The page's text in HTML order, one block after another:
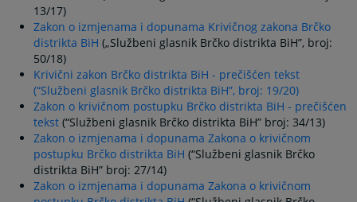
13/17)
Zakon o izmjenama i dopunama Krivičnog zakona Brčko
distrikta BiH („Službeni glasnik Brčko distrikta BiH”, broj:
50/18)
Krivični zakon Brčko distrikta BiH - prečišćen tekst
(“Službeni glasnik Brčko distrikta BiH”, broj: 19/20)
Zakon o krivičnom postupku Brčko distrikta BiH - prečišćen
tekst(“Službeni glasnik Brčko distrikta BiH” broj: 34/13)
Zakon o izmjenama i dopunama Zakona o krivičnom
postupku Brčko distrikta BiH (“Službeni glasnik Brčko
distrikta BiH” broj: 27/14)
Zakon o izmjenama i dopunama Zakona o krivičnom